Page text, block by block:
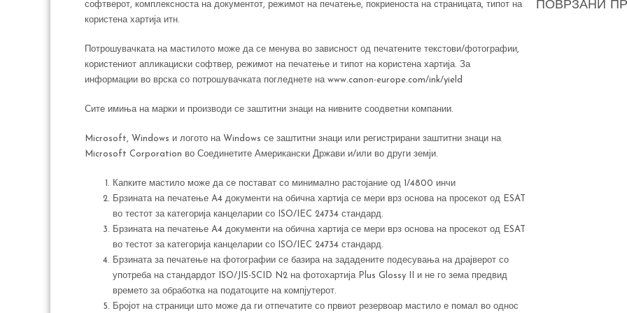
софтверот, комплексноста на документот, режимот на печатење, покриеноста на страницата, типот на
користена хартија итн.
Потрошувачката на мастилото може да се менува во зависност од печатените текстови/фотографии,
користениот апликациски софтвер, режимот на печатење и типот на користена хартија. За
информации во врска со потрошувачката погледнете на www.canon-europe.com/ink/yield
Сите имиња на марки и производи се заштитни знаци на нивните соодветни компании.
Microsoft, Windows и логото на Windows се заштитни знаци или регистрирани заштитни знаци на
Microsoft Corporation во Соединетите Американски Држави и/или во други земји.
Капките мастило може да се постават со минимално растојание од 1/4800 инчи
Брзината на печатење A4 документи на обична хартија се мери врз основа на просекот од ESAT
во тестот за категорија канцеларии со ISO/IEC 24734 стандард.
Брзината на печатење A4 документи на обична хартија се мери врз основа на просекот од ESAT
во тестот за категорија канцеларии со ISO/IEC 24734 стандард.
Брзината за печатење на фотографии се базира на зададените подесувања на драјверот со
употреба на стандардот ISO/JIS-SCID N2 на фотохартија Plus Glossy II и не го зема предвид
времето за обработка на податоците на компјутерот.
Бројот на страници што може да ги отпечатите со првиот резервоар мастило е помал во однос
ПОВРЗАНИ